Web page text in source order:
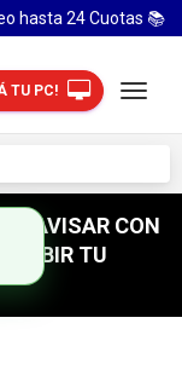
hasta 24 Cuotas 📚
TU PC!
AVISAR CON
SUBIR TU